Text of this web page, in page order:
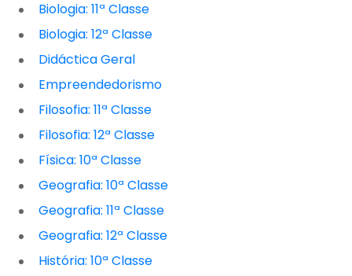
Biologia: 11ª Classe
Biologia: 12ª Classe
Didáctica Geral
Empreendedorismo
Filosofia: 11ª Classe
Filosofia: 12ª Classe
Física: 10ª Classe
Geografia: 10ª Classe
Geografia: 11ª Classe
Geografia: 12ª Classe
História: 10ª Classe